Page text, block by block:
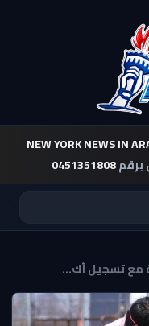
NEW YORK NEWS IN
0451351808
مع تسجيل أك...